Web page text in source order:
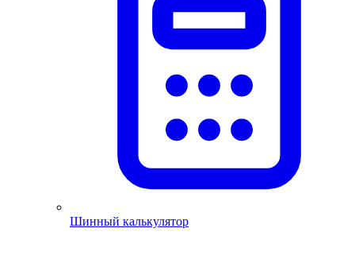
Шинный калькулятор